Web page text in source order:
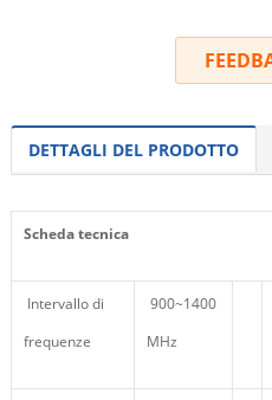
DETTAGLI DEL PRODOTTO
Scheda tecnica
Intervallo di
frequenze
900~1400
MHz